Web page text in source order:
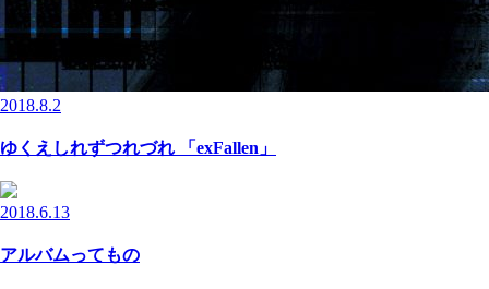
2018.8.2
ゆくえしれずつれづれ 「exFallen」
2018.6.13
アルバムってもの